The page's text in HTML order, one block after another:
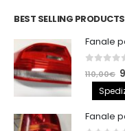
BEST SELLING PRODUCTS
Fanale
out
110,00€ Il